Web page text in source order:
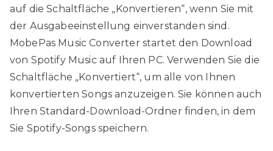
auf die Schaltfläche „Konvertieren“, wenn Sie mit
der Ausgabeeinstellung einverstanden sind.
MobePas Music Converter startet den Download
von Spotify Music auf Ihren PC. Verwenden Sie die
Schaltfläche „Konvertiert“, um alle von Ihnen
konvertierten Songs anzuzeigen. Sie können auch
Ihren Standard-Download-Ordner finden, in dem
Sie Spotify-Songs speichern.